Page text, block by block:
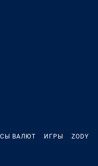
ВАЛЮТ ИГРЫ ZODY